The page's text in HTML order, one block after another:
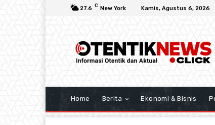
27.6 C New York Kamis, Agustus 6, 2026
Home Berita Ekonomi & Bisnis